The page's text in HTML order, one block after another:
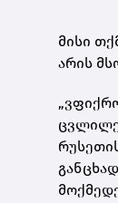
მისი
არის